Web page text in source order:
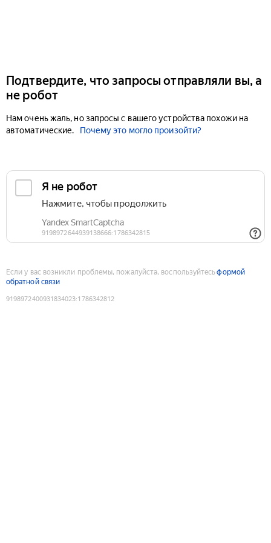
Подтвердите, что запросы отправляли вы, а
не робот
Нам очень жаль, но запросы с вашего устройства похожи на
автоматические.
Почему это могло произойти?
Если у вас возникли проблемы, пожалуйста, воспользуйтесьформой
обратной связи
9198972400931834023:1786342812